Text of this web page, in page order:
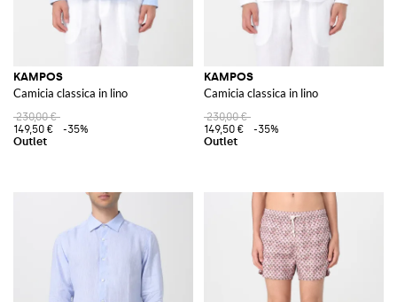
KAMPOS
Camicia classica in lino
230,00 €
149,50 €
-35%
KAMPOS
Camicia classica in lino
230,00 €
149,50 €
-35%